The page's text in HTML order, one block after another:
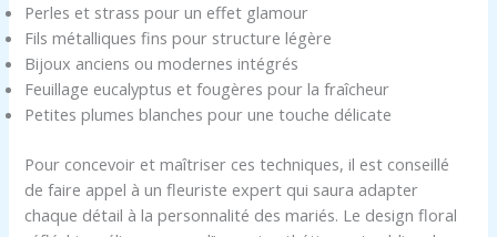
Perles et strass pour un effet glamour
Fils métalliques fins pour structure légère
Bijoux anciens ou modernes intégrés
Feuillage eucalyptus et fougères pour la fraîcheur
Petites plumes blanches pour une touche délicate
Pour concevoir et maîtriser ces techniques, il est conseillé
de faire appel à un fleuriste expert qui saura adapter
chaque détail à la personnalité des mariés. Le design floral